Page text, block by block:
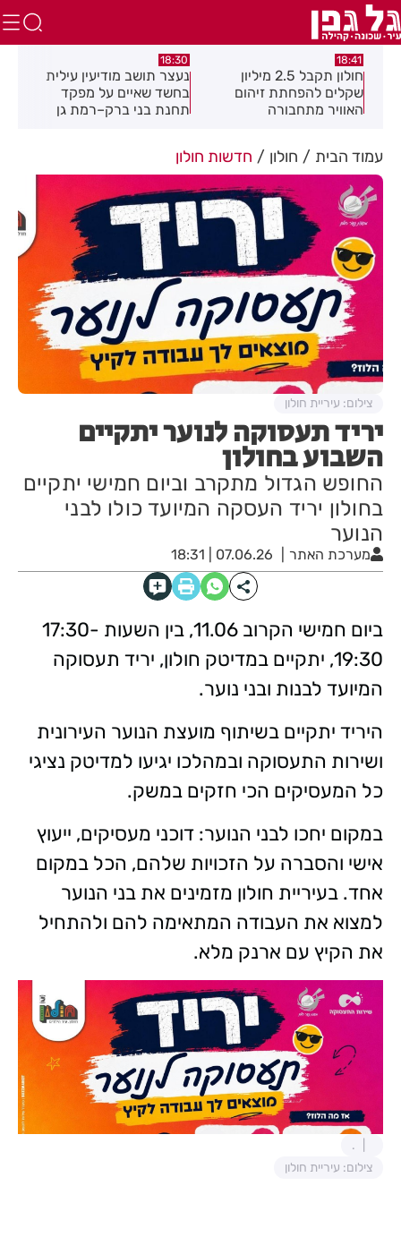
18:41
חולון תקבל 2.5 מיליון
שקלים להפחתת זיהום
האוויר מתחבורה
18:30
נעצר תושב מודיעין עילית
בחשד שאיים על מפקד
תחנת בני ברק–רמת גן
עמוד הבית חולון חדשות חולון
יריד תעסוקה לנוער יתקיים
השבוע בחולון
החופש הגדול מתקרב וביום חמישי יתקיים
בחולון יריד העסקה המיועד כולו לבני
הנוער
מערכת האתר 07.06.26 | 18:31
צילום: עיריית חולון
ביום חמישי הקרוב 11.06, בין השעות 17:30-
19:30, יתקיים במדיטק חולון, יריד תעסוקה
המיועד לבנות ובני נוער.
היריד יתקיים בשיתוף מועצת הנוער העירונית
ושירות התעסוקה ובמהלכו יגיעו למדיטק נציגי
כל המעסיקים הכי חזקים במשק.
במקום יחכו לבני הנוער: דוכני מעסיקים, ייעוץ
אישי והסברה על הזכויות שלהם, הכל במקום
אחד. בעיריית חולון מזמינים את בני הנוער
למצוא את העבודה המתאימה להם ולהתחיל
את הקיץ עם ארנק מלא.
.
צילום: עיריית חולון